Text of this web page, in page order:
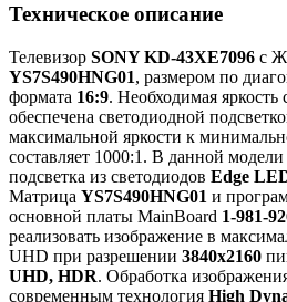
Техническое описание
Телевизор SONY KD-43XE7096 с
YS7S490HNG01, размером по
формата 16:9. Необходимая яркость
обеспечена светодиодной
максимальной яркости к
составляет 1000:1. В данной модели
подсветка из светодиодов Edge
Матрица YS7S490HNG01 и
основной платы MainBoard 1-981-
реализовать изображение в
UHD при разрешении 3840x2160
UHD, HDR. Обработка
современным технология High